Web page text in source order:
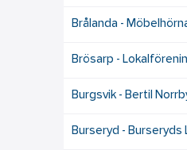
Brålanda -
Brösarp -
Burgsvik - Bertil
Burseryd - Burseryds